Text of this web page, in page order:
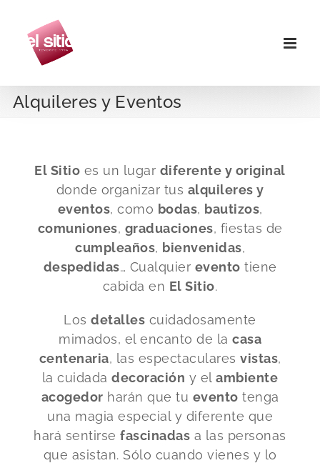
contenido
Alquileres y Eventos
El Sitio es un lugar diferente y original
donde organizar tus alquileres y
eventos, como bodas, bautizos,
comuniones, graduaciones, fiestas de
cumpleaños, bienvenidas,
despedidas… Cualquier evento tiene
cabida en El Sitio.
Losdetalles cuidadosamente
mimados, el encanto de la casa
centenaria, las espectaculares vistas,
la cuidadadecoración y elambiente
acogedor harán que tu evento tenga
una magia especial y diferente que
hará sentirsefascinadas a las personas
que asistan. Sólo cuando vienes y lo